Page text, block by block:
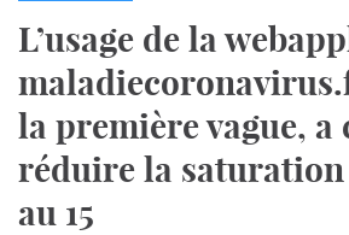
L’usage de la
la première vague, a
réduire la saturation
au 15